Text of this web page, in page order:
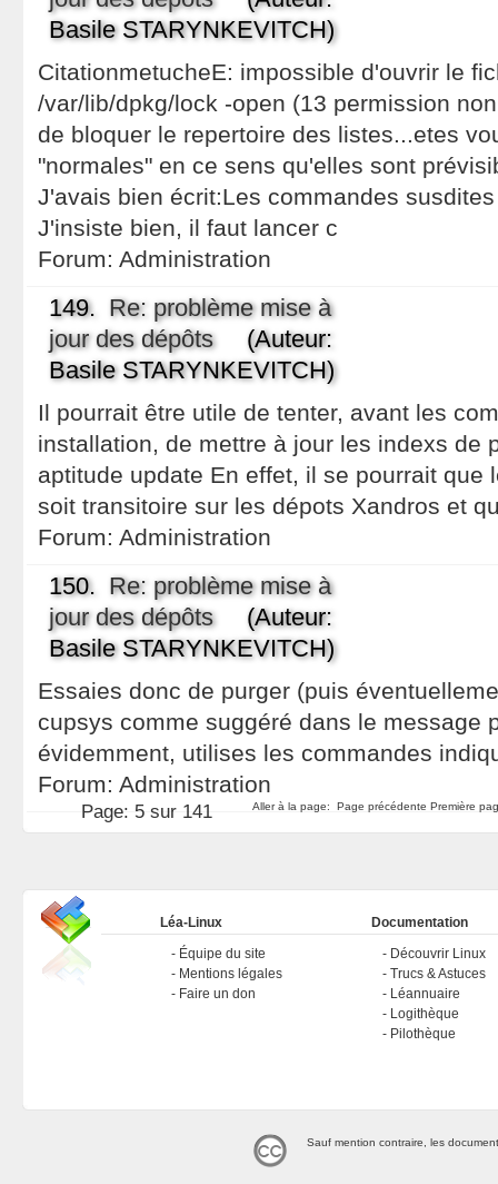
Basile STARYNKEVITCH)
CitationmetucheE: impossible d'ouvrir le
/var/lib/dpkg/lock -open (13 permission
de bloquer le repertoire des listes...etes
"normales" en ce sens qu'elles sont
J'avais bien écrit:Les commandes
J'insiste bien, il faut lancer c
Forum: Administration
149. Re: problème mise à
jour des dépôts(Auteur:
Basile STARYNKEVITCH)
Il pourrait être utile de tenter, avant les
installation, de mettre à jour les indexs de
aptitude update En effet, il se pourrait que
soit transitoire sur les dépots Xandros et
Forum: Administration
150. Re: problème mise à
jour des dépôts(Auteur:
Basile STARYNKEVITCH)
Essaies donc de purger (puis
cupsys comme suggéré dans le message
évidemment, utilises les commandes
Forum: Administration
Aller à la page: Page précédente Première
Page: 5 sur 141
Léa-Linux
Équipe du site
Mentions légales
Faire un don
Documentation
Découvrir Linux
Trucs & Astuces
Léannuaire
Logithèque
Pilothèque
Sauf mention contraire, les